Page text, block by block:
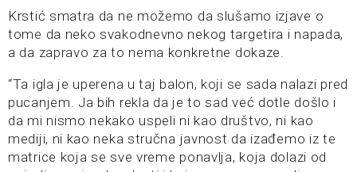
Krstić smatra da ne možemo da slušamo izjave o
tome da neko svakodnevno nekog targetira i napada,
a da zapravo za to nema konkretne dokaze.
“Ta igla je uperena u taj balon, koji se sada nalazi pred
pucanjem. Ja bih rekla da je to sad već dotle došlo i
da mi nismo nekako uspeli ni kao društvo, ni kao
mediji, ni kao neka stručna javnost da izađemo iz te
matrice koja se sve vreme ponavlja, koja dolazi od